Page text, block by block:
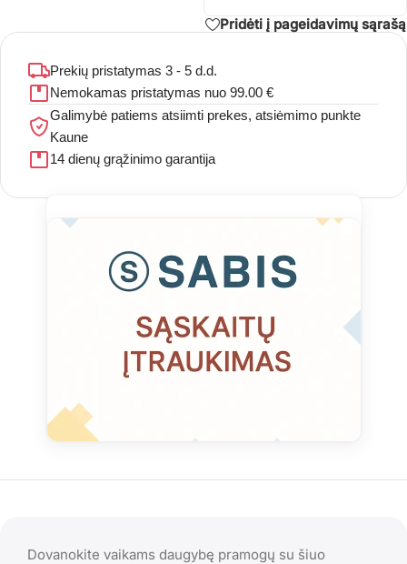
Pridėti į pageidavimų sąrašą
Prekių pristatymas 3 - 5 d.d.
Nemokamas pristatymas nuo 99.00 €
Galimybė patiems atsiimti prekes, atsiėmimo punkte
Kaune
14 dienų grąžinimo garantija
Dovanokite vaikams daugybę pramogų su šiuo